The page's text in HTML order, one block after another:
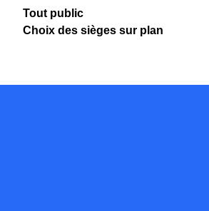
Tout public
Choix des sièges sur plan